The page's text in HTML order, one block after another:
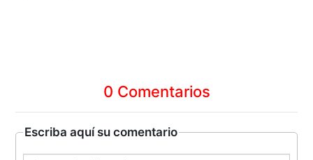
0 Comentarios
Escriba aquí su comentario